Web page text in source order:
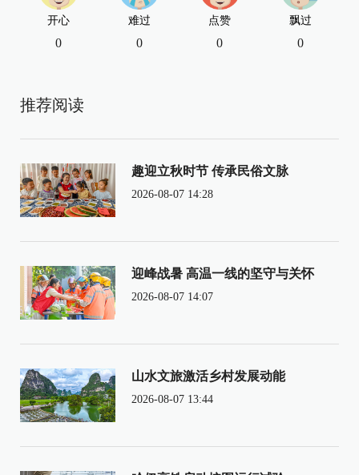
开心
0
难过
0
点赞
0
飘过
0
推荐阅读
趣迎立秋时节 传承民俗文脉
2026-08-07 14:28
迎峰战暑 高温一线的坚守与关怀
2026-08-07 14:07
山水文旅激活乡村发展动能
2026-08-07 13:44